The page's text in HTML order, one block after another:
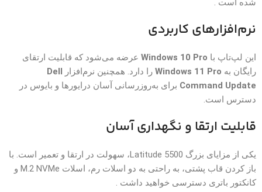
شده است .
نرم‌افزارهای کاربردی
این لپ‌تاپ با Windows 10 Pro عرضه می‌شود که قابلیت ارتقای
رایگان به Windows 11 Pro را دارد. همچنین نرم‌افزار Dell
Command Update برای به‌روزرسانی آسان درایورها و بایوس در
دسترس است.
قابلیت ارتقا و نگهداری آسان
یکی از مزایای بزرگ Latitude 5500، سهولت در ارتقا و تعمیر است. با
باز کردن قاب پشتی، به راحتی به دو اسلات رم، اسلات M.2 NVMe و
کانکتور باتری دسترسی خواهید داشت .